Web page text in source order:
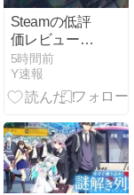
Steamの低評
価レビュー、
「プレイ時間
は短いのに文
章は長い」と
が分析で浮き
彫りに
5時間前
Y速報